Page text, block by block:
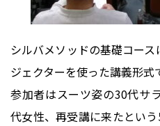
シルバメソッドの基礎コー
ジェクターを使った講義形式
参加者はスーツ姿の30代サ
代女性、再受講に来たとい